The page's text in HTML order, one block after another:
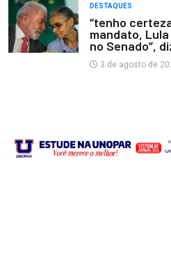
DESTAQUES
“tenho
mandato,
no Senado”,
3 de agosto de